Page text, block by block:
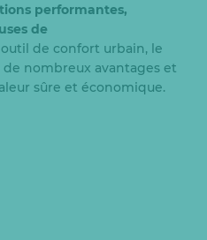
performantes,
de
de confort urbain, le
nombreux avantages et
sûre et économique.